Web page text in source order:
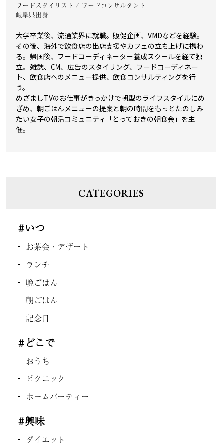
フードスタイリスト / フードコンサルタント
岐阜県出身
大学卒業後、流通業界に就職。販促企画、VMDなどを経験。
その後、海外で飲食店の出店支援やカフェの立ち上げに携わ
る。帰国後、フードコーディネーター養成スクールを経て独
立。雑誌、CM、広告のスタイリング、フードコーディネー
ト、飲食店へのメニュー提供、飲食コンサルティングを行
う。
めざましTVのお仕事がきっかけで朝型のライフスタイルにめ
ざめ、朝ごはんメニューの提案と朝の時間をもっとたのしみ
たい女子の朝活コミュニティ「とっておきの朝食会」を主
催。
CATEGORIES
#いつ
お茶会・デザート
ランチ
晩ごはん
朝ごはん
記念日
#どこで
おうち
ピクニック
ホームパーティー
#興味
ダイエット